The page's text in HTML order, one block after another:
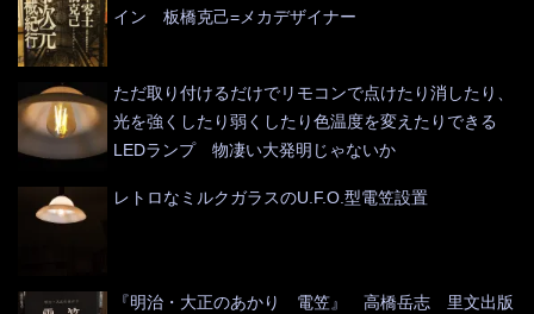
イン 板橋克己=メカデザイナー
ただ取り付けるだけでリモコンで点けたり消したり、
光を強くしたり弱くしたり色温度を変えたりできる
LEDランプ 物凄い大発明じゃないか
レトロなミルクガラスのU.F.O.型電笠設置
『明治・大正のあかり 電笠』 高橋岳志 里文出版